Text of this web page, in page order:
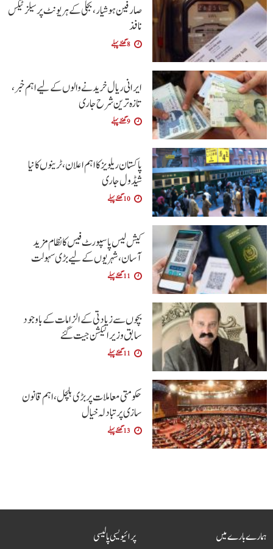
صارفین ہوشیار، بجلی کے ہر یونٹ پر سیلز ٹیکس
نافذ
8 گھنٹے پہلے
ایرانی ریال خریدنے والوں کے لیے اہم خبر،
تازہ ترین شرح جاری
9 گھنٹے پہلے
پاکستان ریلویز کا اہم اعلان، ٹرینوں کا نیا
شیڈول جاری
10 گھنٹے پہلے
کیش لیس پاسپورٹ فیس کا نظام مزید
آسان،شہریوں کے لیے بڑی سہولت
11 گھنٹے پہلے
بچوں سے زیادتی کے الزامات کے باوجود
سابق وزیر الیکشن جیت گئے
11 گھنٹے پہلے
حکومتی معاملات پر بڑی ہلچل ،اہم قانون
سازی پر تبادلہ خیال
13 گھنٹے پہلے
ہمارے بارے میں پرائیویسی پالیسی